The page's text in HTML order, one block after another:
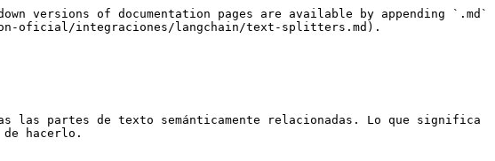
versions of documentation pages are available by appending `.md`
oficial/integraciones/langchain/text-splitters.md).
las partes de texto semánticamente relacionadas. Lo que significa
de hacerlo.